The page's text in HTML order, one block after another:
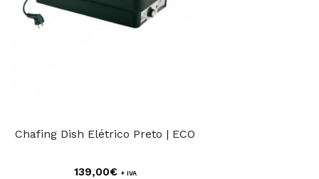
Chafing Dish Elétrico Preto | ECO
139,00€ + IVA